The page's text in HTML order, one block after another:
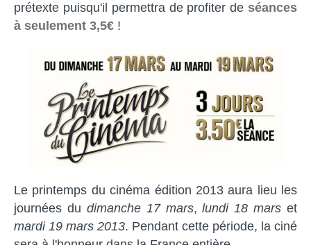
prétexte puisqu'il permettra de profiter de séances
à seulement 3,5€ !
Le printemps du cinéma édition 2013 aura lieu les
journées du dimanche 17 mars,lundi 18 mars et
mardi 19 mars 2013. Pendant cette période, la ciné